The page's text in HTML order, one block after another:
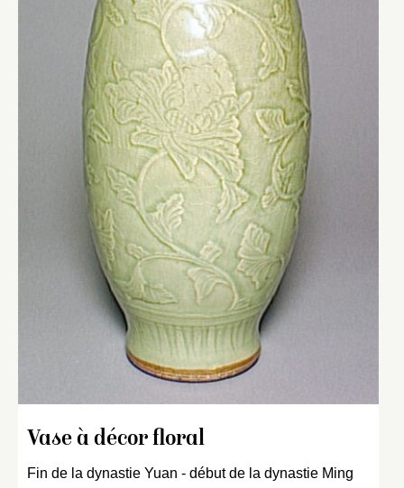
Vase à décor floral
Fin de la dynastie Yuan - début de la dynastie Ming